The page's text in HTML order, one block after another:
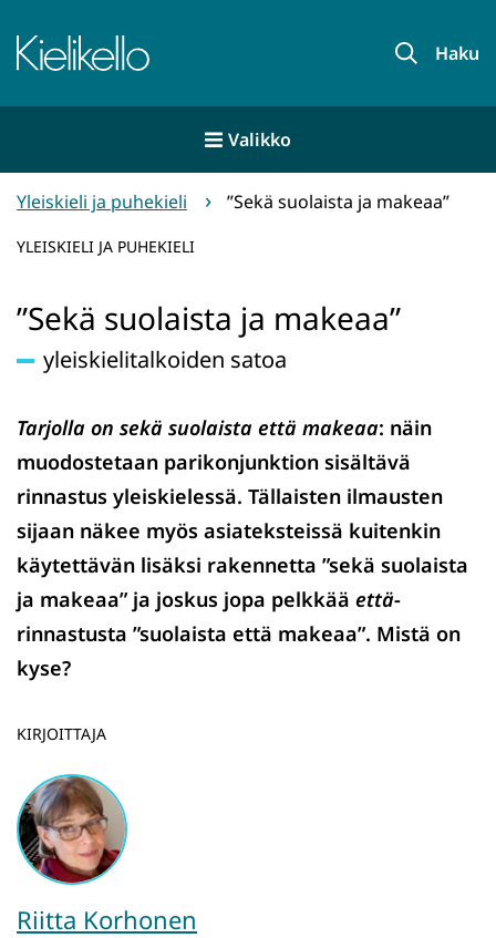
sisältöön
Etusivu Haku
Valikko
Yleiskieli ja puhekieli ”Sekä suolaista ja makeaa”
YLEISKIELI JA PUHEKIELI
”Sekä suolaista ja makeaa”
yleiskielitalkoiden satoa
Tarjolla on sekä suolaista että makeaa: näin
muodostetaan parikonjunktion sisältävä
rinnastus yleiskielessä. Tällaisten ilmausten
sijaan näkee myös asiateksteissä kuitenkin
käytettävän lisäksi rakennetta ”sekä suolaista
ja makeaa” ja joskus jopa pelkkää että-
rinnastusta ”suolaista että makeaa”. Mistä on
kyse?
KIRJOITTAJA
Riitta Korhonen